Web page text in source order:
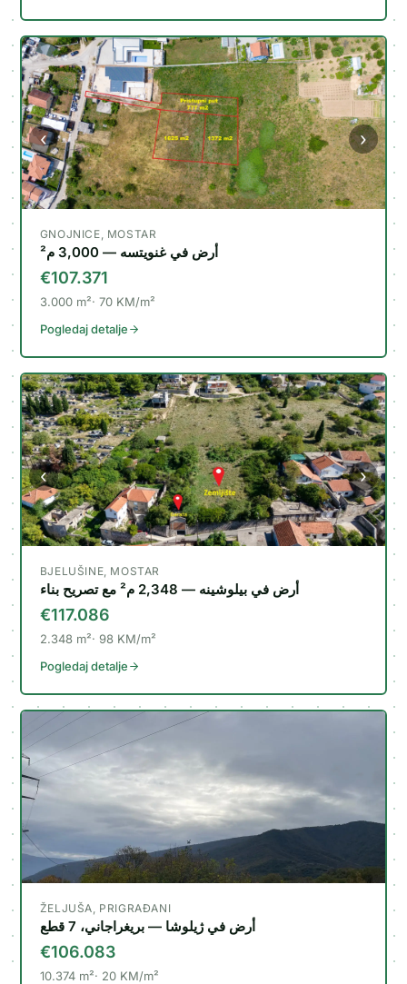
‹ ›
GNOJNICE, MOSTAR
أرض في غنويتسه — 3,000 م²
€107.371
3.000 m² 70KM/m²
Pogledaj detalje
‹ ›
BJELUŠINE, MOSTAR
أرض في بيلوشينه — 2,348 م² مع تصريح بناء
€117.086
2.348 m² 98KM/m²
Pogledaj detalje
‹
ŽELJUŠA, PRIGRAĐANI
أرض في ژيلوشا — بريغراجاني، 7 قطع
€106.083
10.374 m² 20KM/m²